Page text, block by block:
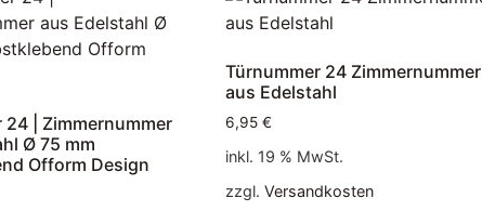
24 | Zimmernummer
Ø 75 mm
Ofform Design
Türnummer 24 Zimmernummer
aus Edelstahl
6,95€
inkl. 19 % MwSt.
zzgl.Versandkosten